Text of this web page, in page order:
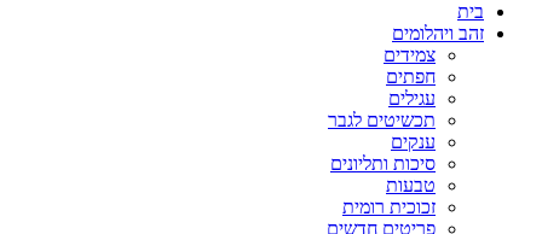
בית
זהב ויהלומים
צמידים
חפתים
עגילים
תכשיטים לגבר
ענקים
סיכות ותליונים
טבעות
זכוכית רומית
פריטים חדשים